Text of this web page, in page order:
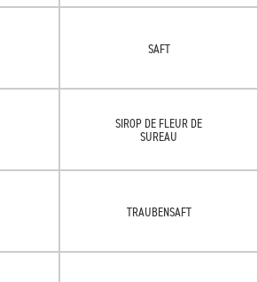
SAFT
SIROP DE FLEUR DE
SUREAU
TRAUBENSAFT